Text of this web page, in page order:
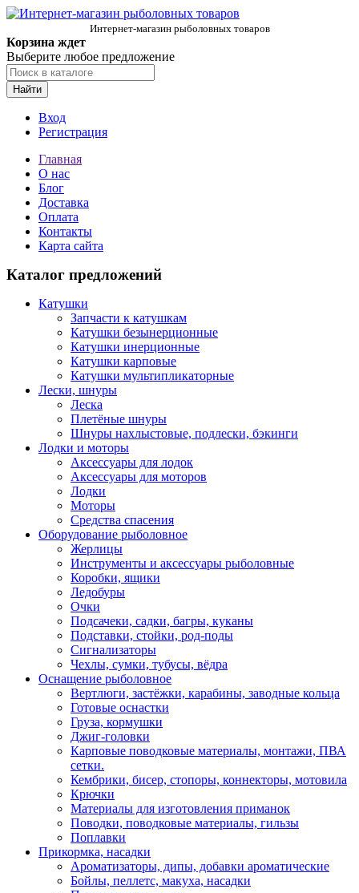
Интернет-магазин рыболовных товаров
Корзина ждет
Выберите любое предложение
Найти
Вход
Регистрация
Главная
О нас
Блог
Доставка
Оплата
Контакты
Карта сайта
Каталог предложений
Катушки
Запчасти к катушкам
Катушки безынерционные
Катушки инерционные
Катушки карповые
Катушки мультипликаторные
Лески, шнуры
Леска
Плетёные шнуры
Шнуры нахлыстовые, подлески, бэкинги
Лодки и моторы
Аксессуары для лодок
Аксессуары для моторов
Лодки
Моторы
Средства спасения
Оборудование рыболовное
Жерлицы
Инструменты и аксессуары рыболовные
Коробки, ящики
Ледобуры
Очки
Подсачеки, садки, багры, куканы
Подставки, стойки, род-поды
Сигнализаторы
Чехлы, сумки, тубусы, вёдра
Оснащение рыболовное
Вертлюги, застёжки, карабины, заводные кольца
Готовые оснастки
Груза, кормушки
Джиг-головки
Карповые поводковые материалы, монтажи, ПВА
сетки.
Кембрики, бисер, стопоры, коннекторы, мотовила
Крючки
Материалы для изготовления приманок
Поводки, поводковые материалы, гильзы
Поплавки
Прикормка, насадки
Ароматизаторы, дипы, добавки ароматические
Бойлы, пеллетс, макуха, насадки